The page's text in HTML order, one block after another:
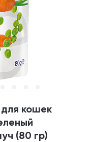
кошек
(80 гр)